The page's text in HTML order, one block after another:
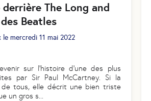
The Long and
Beatles
le mercredi 11 mai 2022
sur l’histoire d’une des plus
par Sir Paul McCartney. Si la
de tous, elle décrit une bien triste
un gros s